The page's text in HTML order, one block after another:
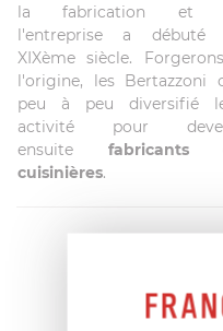
la fabrication et
l'entreprise a débuté
XIXème siècle.
l'origine, les Bertazzoni
peu à peu diversifié
activité pour
ensuite fabricants
cuisinières.